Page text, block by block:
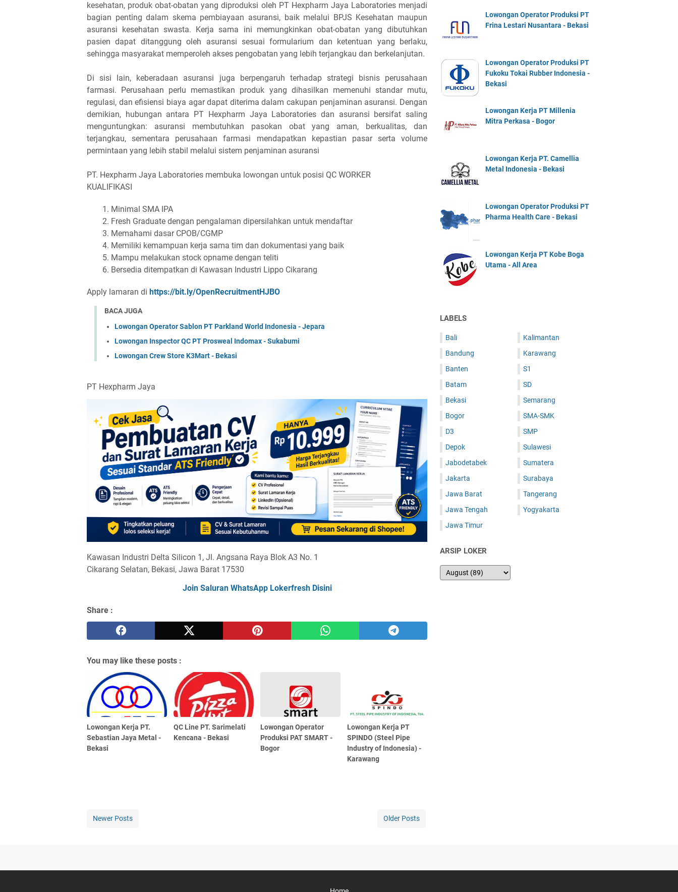
kesehatan, produk obat-obatan yang diproduksi oleh PT Hexpharm Jaya Laboratories menjadi
bagian penting dalam skema pembiayaan asuransi, baik melalui BPJS Kesehatan maupun
asuransi kesehatan swasta. Kerja sama ini memungkinkan obat-obatan yang dibutuhkan
pasien dapat ditanggung oleh asuransi sesuai formularium dan ketentuan yang berlaku,
sehingga masyarakat memperoleh akses pengobatan yang lebih terjangkau dan berkelanjutan.
Di sisi lain, keberadaan asuransi juga berpengaruh terhadap strategi bisnis perusahaan
farmasi. Perusahaan perlu memastikan produk yang dihasilkan memenuhi standar mutu,
regulasi, dan efisiensi biaya agar dapat diterima dalam cakupan penjaminan asuransi. Dengan
demikian, hubungan antara PT Hexpharm Jaya Laboratories dan asuransi bersifat saling
menguntungkan: asuransi membutuhkan pasokan obat yang aman, berkualitas, dan
terjangkau, sementara perusahaan farmasi mendapatkan kepastian pasar serta volume
permintaan yang lebih stabil melalui sistem penjaminan asuransi
PT. Hexpharm Jaya Laboratories membuka lowongan untuk posisi QC WORKER
KUALIFIKASI
Minimal SMA IPA
Fresh Graduate dengan pengalaman dipersilahkan untuk mendaftar
Memahami dasar CPOB/CGMP
Memiliki kemampuan kerja sama tim dan dokumentasi yang baik
Mampu melakukan stock opname dengan teliti
Bersedia ditempatkan di Kawasan Industri Lippo Cikarang
Apply lamaran di https://bit.ly/OpenRecruitmentHJBO
BACA JUGA
Lowongan Operator Sablon PT Parkland World Indonesia - Jepara
Lowongan Inspector QC PT Prosweal Indomax - Sukabumi
Lowongan Crew Store K3Mart - Bekasi
PT Hexpharm Jaya
Kawasan Industri Delta Silicon 1, Jl. Angsana Raya Blok A3 No. 1
Cikarang Selatan, Bekasi, Jawa Barat 17530
Join Saluran WhatsApp Lokerfresh Disini
Share :
You may like these posts :
Lowongan Kerja PT.
Sebastian Jaya Metal -
Bekasi
QC Line PT. Sarimelati
Kencana - Bekasi
Lowongan Operator
Produksi PAT SMART -
Bogor
Lowongan Kerja PT
SPINDO (Steel Pipe
Industry of Indonesia) -
Karawang
Newer Posts Older Posts
Lowongan Operator Produksi PT
Frina Lestari Nusantara - Bekasi
Lowongan Operator Produksi PT
Fukoku Tokai Rubber Indonesia -
Bekasi
Lowongan Kerja PT Millenia
Mitra Perkasa - Bogor
Lowongan Kerja PT. Camellia
Metal Indonesia - Bekasi
Lowongan Operator Produksi PT
Pharma Health Care - Bekasi
Lowongan Kerja PT Kobe Boga
Utama - All Area
LABELS
Bali
Bandung
Banten
Batam
Bekasi
Bogor
D3
Depok
Jabodetabek
Jakarta
Jawa Barat
Jawa Tengah
Jawa Timur
Kalimantan
Karawang
S1
SD
Semarang
SMA-SMK
SMP
Sulawesi
Sumatera
Surabaya
Tangerang
Yogyakarta
ARSIP LOKER